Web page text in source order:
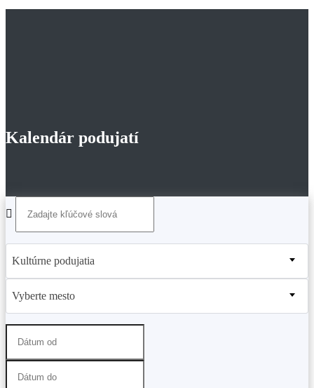
Kalendár podujatí
Kultúrne podujatia
Vyberte mesto